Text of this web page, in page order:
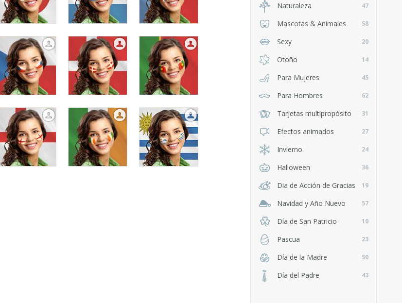
Naturaleza 47
Mascotas & Animales 58
Sexy 20
Otoño 14
Para Mujeres 45
Para Hombres 62
Tarjetas multipropósito 31
Efectos animados 27
Invierno 24
Halloween 36
Dia de Acción de Gracias 19
Navidad y Año Nuevo 57
Día de San Patricio 10
Pascua 23
Día de la Madre 50
Día del Padre 43